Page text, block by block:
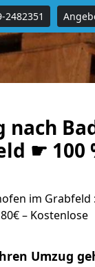
2482351
nach
☛ 100
im Grabfeld :
– Kostenlose
Umzug